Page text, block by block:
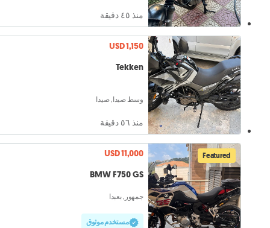
منذ ٤٥ دقيقة
USD 1,150
Tekken
وسط صيدا, صيدا
منذ ٥٦ دقيقة
Featured
USD 11,000
BMW F750 GS
جمهور, بعبدا
مستخدم موثوق